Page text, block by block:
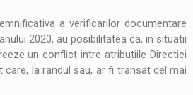
a verificarilor documentare
2020, au posibilitatea ca, in situatii
un conflict intre atributiile Directiei
la randul sau, ar fi transat cel mai